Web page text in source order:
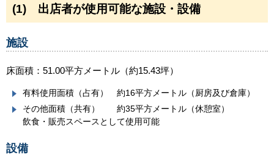
(1) 出店者が使用可能な施設・設備
施設
床面積：51.00平方メートル（約15.43坪）
有料使用面積（占有） 約16平方メートル（厨房及び倉庫）
その他面積（共有） 約35平方メートル（休憩室）
飲食・販売スペースとして使用可能
設備